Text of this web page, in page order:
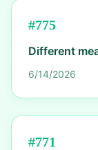
#775
Different
6/14/2026
#771